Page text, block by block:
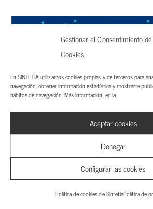
Gestionar el Consentimiento
Cookies
En SINTETIA utilizamos cookies propias y de terceros para
navegación, obtener información estadística y mostrarte
hábitos de navegación. Más información, en la
Aceptar cookies
Denegar
Configurar las cookies
Política de cookies de SintetiaPolítica de
El fenómeno de la (des)atención al cliente